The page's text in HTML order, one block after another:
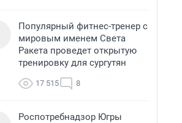
Популярный фитнес-тренер с
мировым именем Света
Ракета проведет открытую
тренировку для сургутян
17 515 8
Роспотребнадзор Югры